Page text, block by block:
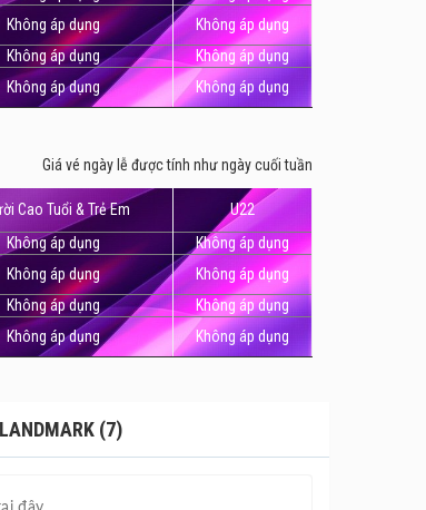
Không áp dụng Không áp dụng
Không áp dụng
Không áp dụng
Không áp dụng Không áp dụng
Giá vé ngày lễ được tính như ngày cuối tuần
Cao Tuổi & Trẻ Em U22
Không áp dụng
Không áp dụng
Không áp dụng Không áp dụng
Không áp dụng
Không áp dụng
Không áp dụng Không áp dụng
(7)